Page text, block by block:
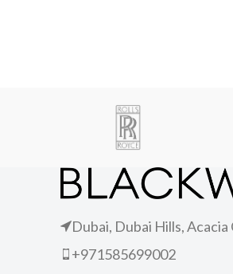
Dubai, Dubai Hills, Acacia
+971585699002